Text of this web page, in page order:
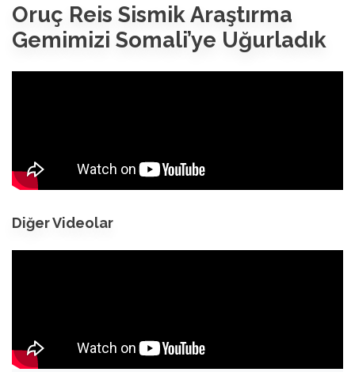
Oruç Reis Sismik Araştırma
Gemimizi Somali’ye Uğurladık
Diğer Videolar